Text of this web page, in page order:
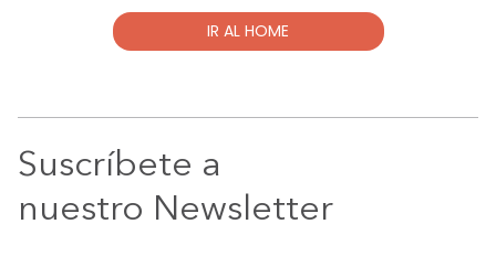
IR AL HOME
Suscríbete a
nuestro Newsletter
Mesa Centro
Mesa Noche